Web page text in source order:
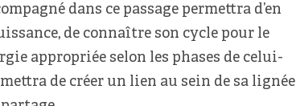
dans ce passage permettra d’en
de connaître son cycle pour le
appropriée selon les phases de celui-
de créer un lien au sein de sa lignée